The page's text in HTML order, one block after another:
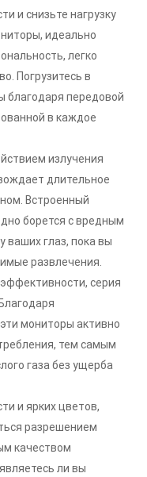
и снизьте нагрузку
идеально
легко
Погрузитесь в
передовой
в каждое
излучения
длительное
Встроенный
борется с вредным
ваших глаз, пока вы
развлечения.
серия
мониторы активно
тем самым
газа без ущерба
и ярких цветов,
разрешением
качеством
ли вы